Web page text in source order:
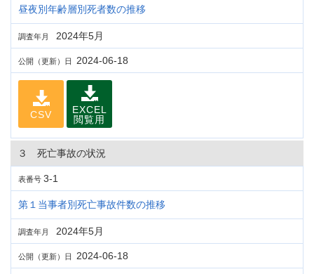
昼夜別年齢層別死者数の推移
調査年月 2024年5月
公開（更新）日 2024-06-18
CSV
EXCEL
閲覧用
３ 死亡事故の状況
表番号 3-1
第１当事者別死亡事故件数の推移
調査年月 2024年5月
公開（更新）日 2024-06-18